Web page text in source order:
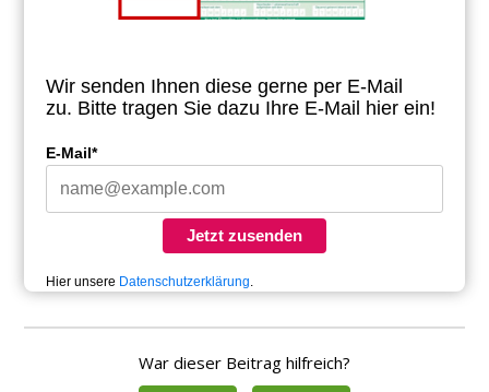
Wir senden Ihnen diese gerne per E-Mail
zu. Bitte tragen Sie dazu Ihre E-Mail hier ein!
E-Mail*
Jetzt zusenden
Hier unsere Datenschutzerklärung.
War dieser Beitrag hilfreich?